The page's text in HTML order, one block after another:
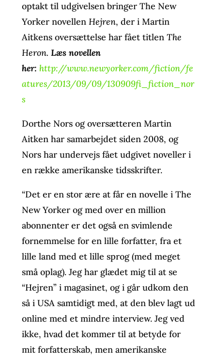
optakt til udgivelsen bringer The New
Yorker novellen Hejren, der i Martin
Aitkens oversættelse har fået titlen The
Heron. Læs novellen
her: http://www.newyorker.com/fiction/fe
atures/2013/09/09/130909fi_fiction_nor
s
Dorthe Nors og oversætteren Martin
Aitken har samarbejdet siden 2008, og
Nors har undervejs fået udgivet noveller i
en række amerikanske tidsskrifter.
“Det er en stor ære at får en novelle i The
New Yorker og med over en million
abonnenter er det også en svimlende
fornemmelse for en lille forfatter, fra et
lille land med et lille sprog (med meget
små oplag). Jeg har glædet mig til at se
“Hejren” i magasinet, og i går udkom den
så i USA samtidigt med, at den blev lagt ud
online med et mindre interview. Jeg ved
ikke, hvad det kommer til at betyde for
mit forfatterskab, men amerikanske